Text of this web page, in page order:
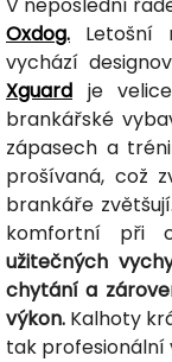
Oxdog. Letošní
vychází
Xguard je
brankářské
zápasech a
prošívaná, což
brankáře
komfortní při
užitečných
chytání a
výkon. Kalhoty
tak profesionální